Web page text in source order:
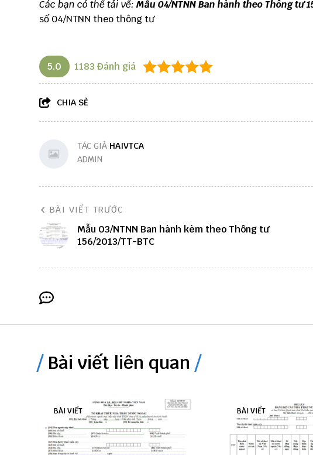
Các bạn có thể tải về: Mẫu 04/NTNN Ban hành theo Thông tư
số 04/NTNN theo thông tư
5.0 1183 Đánh giá
CHIA SẺ
TÁC GIẢ HAIVTCA
ADMIN
BÀI VIẾT TRƯỚC
Mẫu 03/NTNN Ban hành kèm theo Thông tư
156/2013/TT-BTC
Bài viết liên quan
BÀI VIẾT BÀI VIẾT